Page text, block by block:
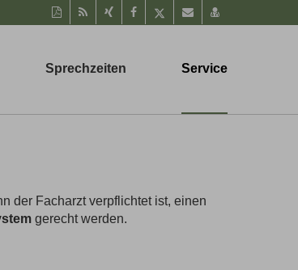
Diese
Seite
drucken
RSS-
Feed
Auf
Xing
Auf
Facebook
Twitter
Per
Mail
vCard
speichern
Sprechzeiten Service
der Facharzt verpflichtet ist, einen
gerecht werden.